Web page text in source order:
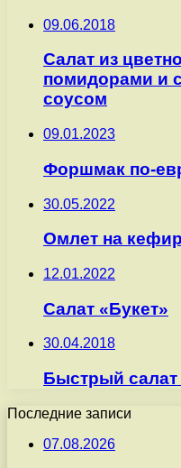
09.06.2018
Салат из
помидорами и
соусом
09.01.2023
Форшмак по-
30.05.2022
Омлет на
12.01.2022
Салат «Букет»
30.04.2018
Быстрый салат
Последние записи
07.08.2026